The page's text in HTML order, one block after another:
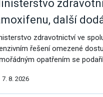
další
zdravotnictví ve
řešení omezené
opatřením se
7. 8. 2026